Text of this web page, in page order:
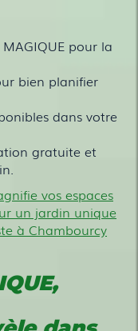
pour la
bien planifier
dans votre
gratuite et
vos espaces
un jardin unique
à Chambourcy